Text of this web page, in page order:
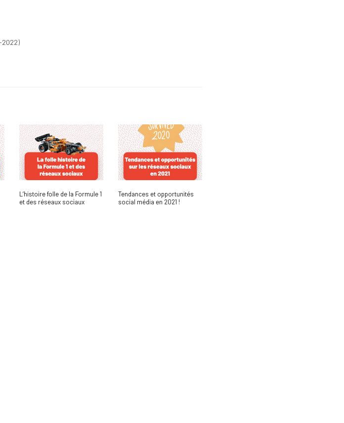
2022)
L’histoire folle de la Formule 1
et des réseaux sociaux
Tendances et opportunités
social média en 2021 !